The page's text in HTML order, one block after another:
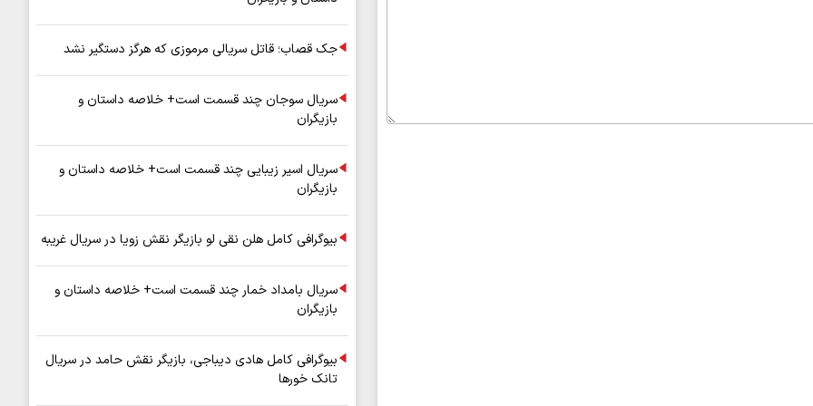
جک قصاب؛ قاتل سریالی مرموزی که هرگز دستگیر نشد
سریال سوجان چند قسمت است+ خلاصه داستان و
بازیگران
سریال اسیر زیبایی چند قسمت است+ خلاصه داستان و
بازیگران
بیوگرافی کامل هلن نقی لو بازیگر نقش زویا در سریال غریبه
سریال بامداد خمار چند قسمت است+ خلاصه داستان و
بازیگران
بیوگرافی کامل هادی دیباجی، بازیگر نقش حامد در سریال
تانک خورها